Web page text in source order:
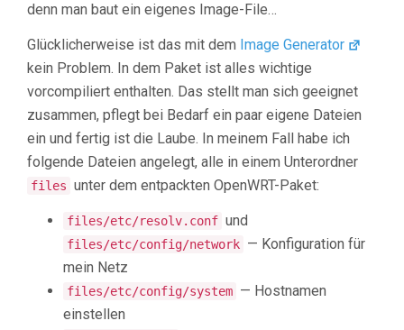
denn man baut ein eigenes Image-File…
Glücklicherweise ist das mit dem Image Generator
kein Problem. In dem Paket ist alles wichtige
vorcompiliert enthalten. Das stellt man sich geeignet
zusammen, pflegt bei Bedarf ein paar eigene Dateien
ein und fertig ist die Laube. In meinem Fall habe ich
folgende Dateien angelegt, alle in einem Unterordner
files unter dem entpackten OpenWRT-Paket:
files/etc/resolv.conf und
files/etc/config/network — Konfiguration für
mein Netz
files/etc/config/system — Hostnamen
einstellen